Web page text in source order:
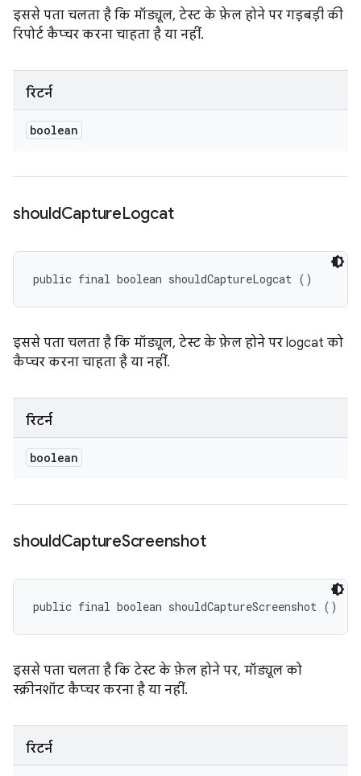
इससे पता चलता है कि मॉड्यूल, टेस्ट के फ़ेल होने पर गड़बड़ी की
रिपोर्ट कैप्चर करना चाहता है या नहीं.
रिटर्न
boolean
shouldCaptureLogcat
public final boolean shouldCaptureLogcat ()
इससे पता चलता है कि मॉड्यूल, टेस्ट के फ़ेल होने पर logcat को
कैप्चर करना चाहता है या नहीं.
रिटर्न
boolean
shouldCaptureScreenshot
public final boolean shouldCaptureScreenshot ()
इससे पता चलता है कि टेस्ट के फ़ेल होने पर, मॉड्यूल को
स्क्रीनशॉट कैप्चर करना है या नहीं.
रिटर्न